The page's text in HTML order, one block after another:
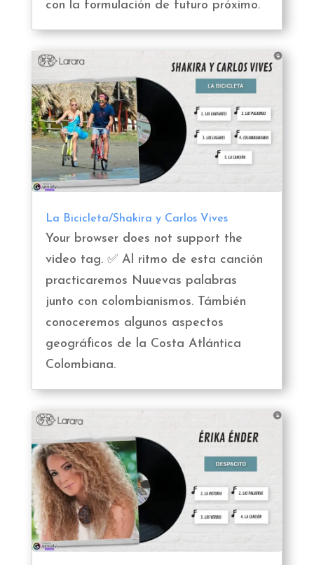
con la formulación de futuro próximo.
La Bicicleta/Shakira y Carlos Vives
Your browser does not support the
video tag. ✅ Al ritmo de esta canción
practicaremos Nuuevas palabras
junto con colombianismos. Támbién
conoceremos algunos aspectos
geográficos de la Costa Atlántica
Colombiana.